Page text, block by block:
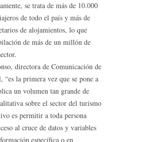
se trata de más de 10.000
de todo el país y más de
de alojamientos, lo que
de más de un millón de
directora de Comunicación de
“es la primera vez que se pone a
un volumen tan grande de
sobre el sector del turismo
es permitir a toda persona
al cruce de datos y variables
específica o en